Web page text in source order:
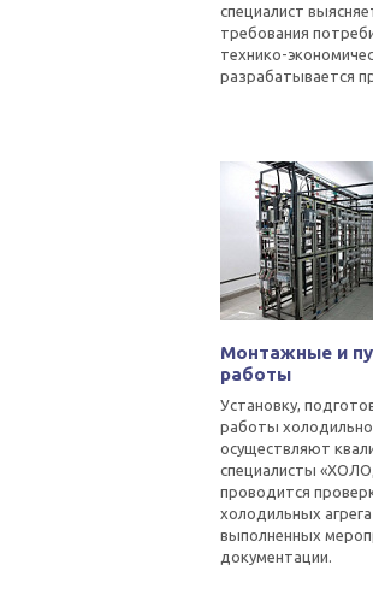
специалист
требования
технико-
разрабатывается
Монтажные и
работы
Установку,
работы
осуществляют
специалисты
проводится
холодильных
выполненных
документации.